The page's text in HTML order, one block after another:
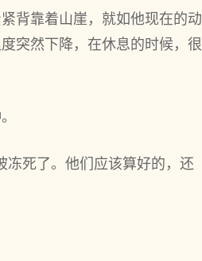
背靠着山崖，就如他现在的动
突然下降，在休息的时候，很
冻死了。他们应该算好的，还